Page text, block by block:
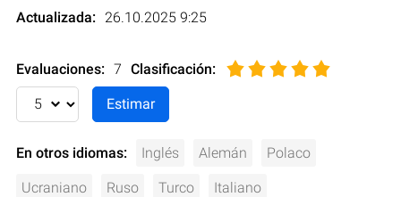
Actualizada: 26.10.2025 9:25
Evaluaciones: 7 Clasificación:
En otros idiomas: Inglés Alemán Polaco
Ucraniano Ruso Turco Italiano